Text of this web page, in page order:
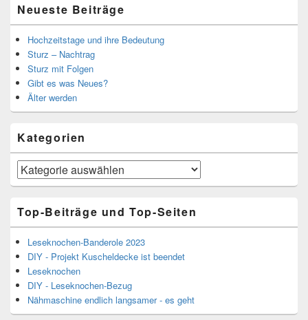
Neueste Beiträge
Hochzeitstage und ihre Bedeutung
Sturz – Nachtrag
Sturz mit Folgen
Gibt es was Neues?
Älter werden
Kategorien
Kategorien
Top-Beiträge und Top-Seiten
Leseknochen-Banderole 2023
DIY - Projekt Kuscheldecke ist beendet
Leseknochen
DIY - Leseknochen-Bezug
Nähmaschine endlich langsamer - es geht